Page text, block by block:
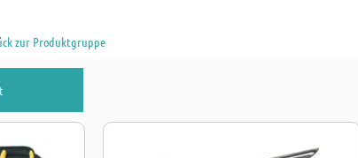
zur Produktgruppe